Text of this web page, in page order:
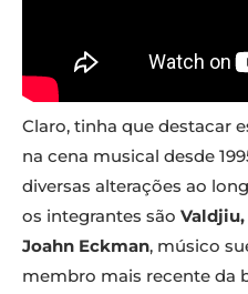
Claro, tinha que destacar
na cena musical desde
diversas alterações ao
os integrantes são Valdjiu,
Joahn Eckman, músico
membro mais recente da